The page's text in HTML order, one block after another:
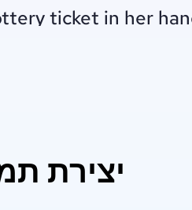
ticket in her
יצירת